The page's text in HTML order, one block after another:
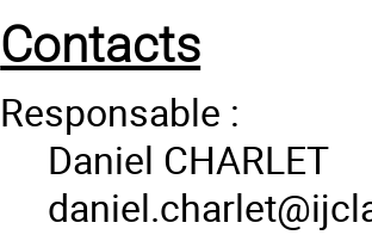
Contacts
Responsable :
Daniel CHARLET